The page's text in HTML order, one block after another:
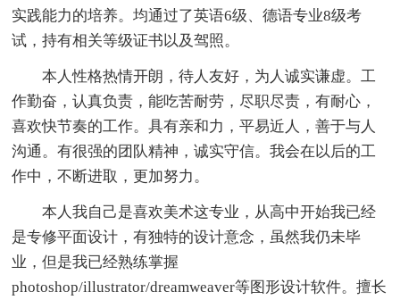
实践能力的培养。均通过了英语6级、德语专业8级考
试，持有相关等级证书以及驾照。
本人性格热情开朗，待人友好，为人诚实谦虚。工
作勤奋，认真负责，能吃苦耐劳，尽职尽责，有耐心，
喜欢快节奏的工作。具有亲和力，平易近人，善于与人
沟通。有很强的团队精神，诚实守信。我会在以后的工
作中，不断进取，更加努力。
本人我自己是喜欢美术这专业，从高中开始我已经
是专修平面设计，有独特的设计意念，虽然我仍未毕
业，但是我已经熟练掌握
photoshop/illustrator/dreamweaver等图形设计软件。擅长